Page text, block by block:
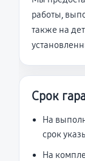
работы,
также на
Срок
На
срок
На